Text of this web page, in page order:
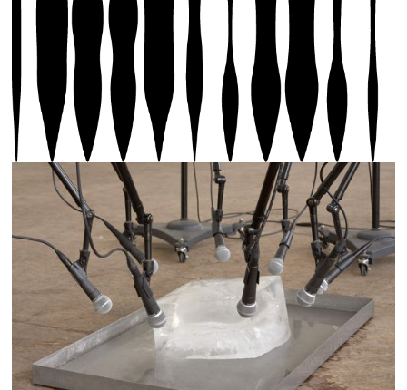
Photos 1-2 : Paul Kos, The Sound of Ice Melting,
1970, Biennale Son 2025, photo : Annick Wetter, ©
Biennale Son | Photos 3-5 : Paul Kos, The Sound of
Ice Melting, 1970, Biennale Son 2025, © Biennale Son